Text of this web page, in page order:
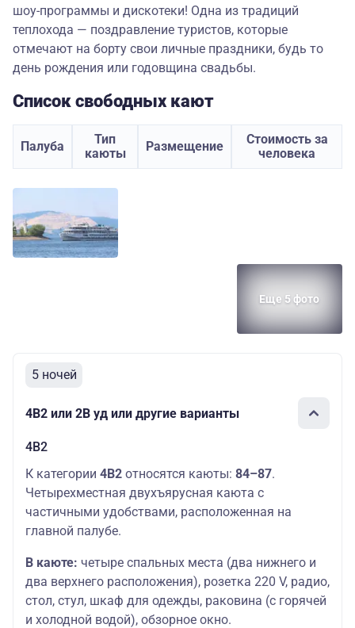
шоу-программы и дискотеки! Одна из традиций
теплохода — поздравление туристов, которые
отмечают на борту свои личные праздники, будь то
день рождения или годовщина свадьбы.
Список свободных кают
Палуба
Тип
каюты
Размещение
Стоимость за
человека
Еще 5 фото
5 ночей
4В2 или 2В уд или другие варианты
4В2
К категории 4В2 относятся каюты: 84–87.
Четырехместная двухъярусная каюта с
частичными удобствами, расположенная на
главной палубе.
В каюте: четыре спальных места (два нижнего и
два верхнего расположения), розетка 220 V, радио,
стол, стул, шкаф для одежды, раковина (с горячей
и холодной водой), обзорное окно.